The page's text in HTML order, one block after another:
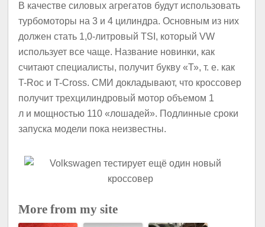
В качестве силовых агрегатов будут использовать
турбомоторы на 3 и 4 цилиндра. Основным из них
должен стать 1,0-литровый TSI, который VW
использует все чаще. Название новинки, как
считают специалисты, получит букву «Т», т. е. как
T-Roc и T-Cross. СМИ докладывают, что кроссовер
получит трехцилиндровый мотор объемом 1
л и мощностью 110 «лошадей». Подлинные сроки
запуска модели пока неизвестны.
More from my site